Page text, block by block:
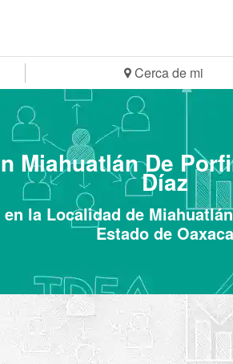
Cerca de mi
Miahuatlán De
Díaz
la Localidad de
Estado de Oaxaca